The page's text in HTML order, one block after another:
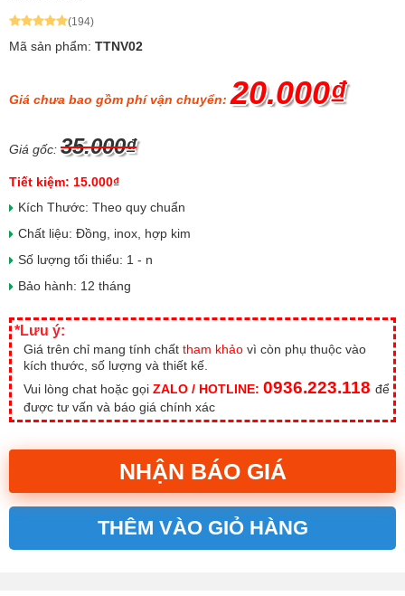
(194)
Mã sản phẩm: TTNV02
Giá chưa bao gồm phí vận chuyển:20.000₫
Giá gốc: 35.000₫
Tiết kiệm: 15.000₫
Kích Thước: Theo quy chuẩn
Chất liệu: Đồng, inox, hợp kim
Số lượng tối thiểu: 1 - n
Bảo hành: 12 tháng
*Lưu ý:
Giá trên chỉ mang tính chất tham khảo vì còn phụ thuộc vào
kích thước, số lượng và thiết kế.
Vui lòng chat hoặc gọi ZALO / HOTLINE: 0936.223.118 để
được tư vấn và báo giá chính xác
NHẬN BÁO GIÁ
THÊM VÀO GIỎ HÀNG